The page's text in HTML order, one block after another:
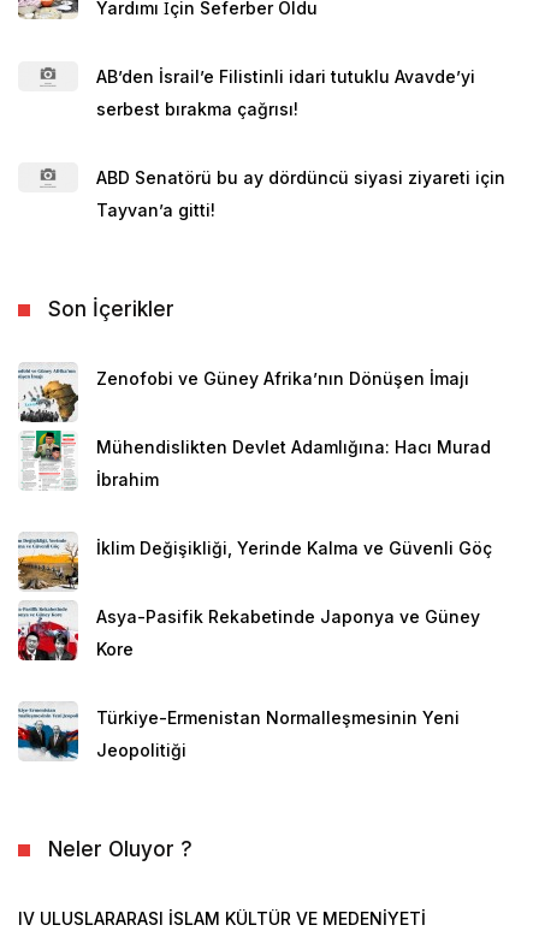
Yardımı İçin Seferber Oldu
AB’den İsrail’e Filistinli idari tutuklu Avavde’yi
serbest bırakma çağrısı!
ABD Senatörü bu ay dördüncü siyasi ziyareti için
Tayvan’a gitti!
Son İçerikler
Zenofobi ve Güney Afrika’nın Dönüşen İmajı
Mühendislikten Devlet Adamlığına: Hacı Murad
İbrahim
İklim Değişikliği, Yerinde Kalma ve Güvenli Göç
Asya-Pasifik Rekabetinde Japonya ve Güney
Kore
Türkiye-Ermenistan Normalleşmesinin Yeni
Jeopolitiği
Neler Oluyor ?
IV ULUSLARARASI İSLAM KÜLTÜR VE MEDENİYETİ